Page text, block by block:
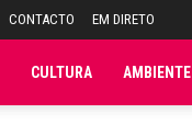
CONTACTO EM DIRETO
CULTURA AMBIENTE